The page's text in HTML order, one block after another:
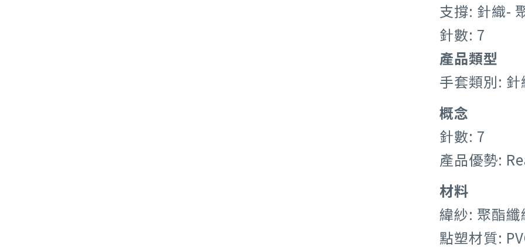
支撐: 針織-
針數: 7
產品類型
手套類別:
概念
針數: 7
產品優勢:
材料
緯紗: 聚酯
點塑材質: